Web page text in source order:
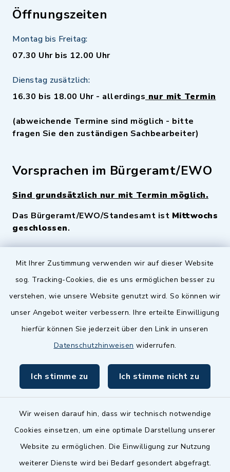
Mit Ihrer Zustimmung verwenden wir auf dieser Website
sog. Tracking-Cookies, die es uns ermöglichen besser zu
verstehen, wie unsere Website genutzt wird. So können wir
unser Angebot weiter verbessern. Ihre erteilte Einwilligung
hierfür können Sie jederzeit über den Link in unseren
Datenschutzhinweisen widerrufen.
Ich stimme zu Ich stimme nicht zu
Wir weisen darauf hin, dass wir technisch notwendige
Cookies einsetzen, um eine optimale Darstellung unserer
Website zu ermöglichen. Die Einwilligung zur Nutzung
weiterer Dienste wird bei Bedarf gesondert abgefragt.
Öffnungszeiten
Montag bis Freitag:
07.30 Uhr bis 12.00 Uhr
Dienstag zusätzlich:
16.30 bis 18.00 Uhr - allerdings nur mit Termin
(abweichende Termine sind möglich - bitte
fragen Sie den zuständigen Sachbearbeiter)
Vorsprachen im Bürgeramt/EWO
Sind grundsätzlich nur mit Termin möglich.
Das Bürgeramt/EWO/Standesamt ist Mittwochs
geschlossen.
Quicklinks
Zenngrund Allianz
Dillenberggruppe
inixmedia GmbH